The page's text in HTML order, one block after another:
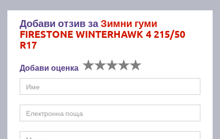
Добави отзив заЗимни гуми
FIRESTONE WINTERHAWK 4 215/50
R17
Добави оценка